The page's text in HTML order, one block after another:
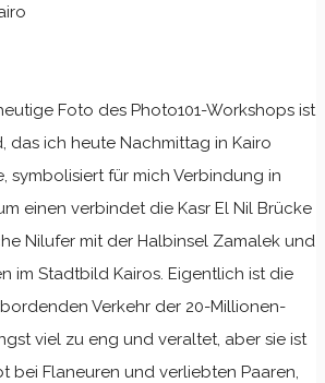
Foto des Photo101-Workshops ist
das ich heute Nachmittag in Kairo
symbolisiert für mich Verbindung in
einen verbindet die Kasr El Nil Brücke
Nilufer mit der Halbinsel Zamalek und
im Stadtbild Kairos. Eigentlich ist die
Verkehr der 20-Millionen-
viel zu eng und veraltet, aber sie ist
bei Flaneuren und verliebten Paaren,